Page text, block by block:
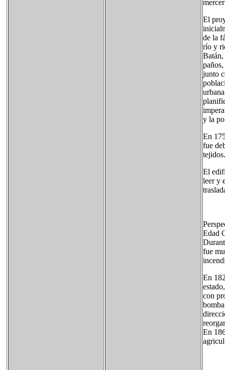
El
de la
río y
junto
y la
En
fue
El
leer y
Edad
fue
En
con
En